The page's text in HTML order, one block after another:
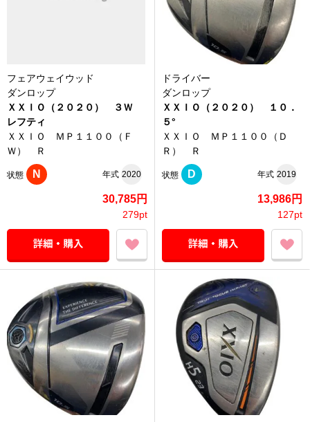
フェアウェイウッド
ダンロップ
ＸＸＩＯ（２０２０） ３Ｗ
レフティ
ＸＸＩＯ ＭＰ１１００（Ｆ
Ｗ） Ｒ
状態 N 年式 2020
30,785円
279pt
ドライバー
ダンロップ
ＸＸＩＯ（２０２０） １０．
５°
ＸＸＩＯ ＭＰ１１００（Ｄ
Ｒ） Ｒ
状態 D 年式 2019
13,986円
127pt